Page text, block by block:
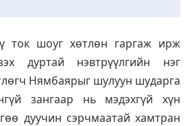
шоуг хөтлөн гаргаж ирж
дуртай нэвтрүүлгийн нэг
Нямбаярыг шулуун шударга
зангаар нь мэдэхгүй хүн
дуучин сэрчмаатай хамтран